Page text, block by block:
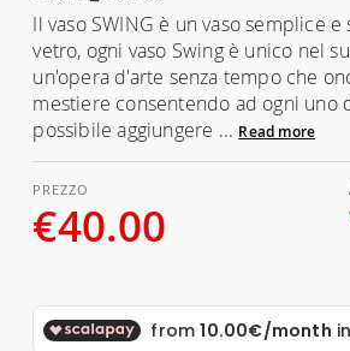
Il vaso SWING è un vaso semplice
vetro, ogni vaso Swing è unico nel
un'opera d'arte senza tempo che
mestiere consentendo ad ogni uno
possibile aggiungere ... Read more
€40.00